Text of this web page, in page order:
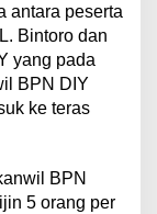
antara peserta
Bintoro dan
yang pada
BPN DIY
ke teras
BPN
5 orang per